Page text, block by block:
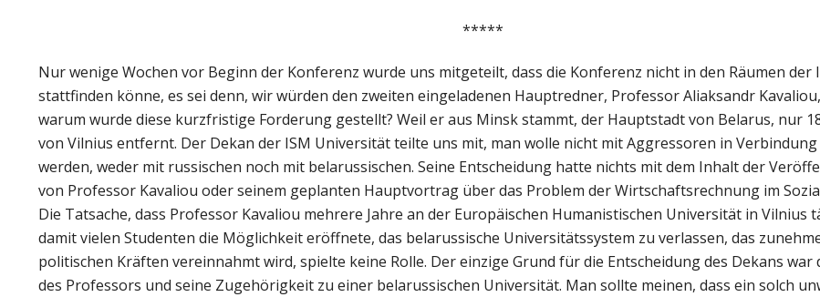
*****
Nur wenige Wochen vor Beginn der Konferenz wurde uns mitgeteilt, dass die Konferenz nicht in den Räumen der
stattfinden könne, es sei denn, wir würden den zweiten eingeladenen Hauptredner, Professor Aliaksandr
warum wurde diese kurzfristige Forderung gestellt? Weil er aus Minsk stammt, der Hauptstadt von Belarus, nur
von Vilnius entfernt. Der Dekan der ISM Universität teilte uns mit, man wolle nicht mit Aggressoren in
werden, weder mit russischen noch mit belarussischen. Seine Entscheidung hatte nichts mit dem Inhalt der
von Professor Kavaliou oder seinem geplanten Hauptvortrag über das Problem der Wirtschaftsrechnung im
Die Tatsache, dass Professor Kavaliou mehrere Jahre an der Europäischen Humanistischen Universität in Vilnius
damit vielen Studenten die Möglichkeit eröffnete, das belarussische Universitätssystem zu verlassen, das
politischen Kräften vereinnahmt wird, spielte keine Rolle. Der einzige Grund für die Entscheidung des Dekans
des Professors und seine Zugehörigkeit zu einer belarussischen Universität. Man sollte meinen, dass ein solch